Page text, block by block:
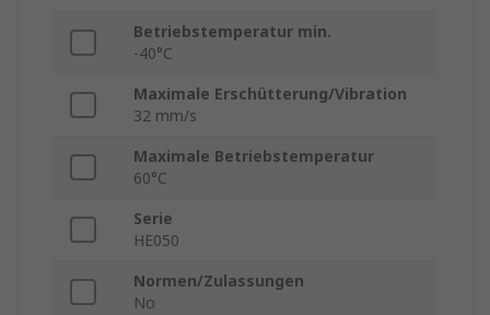
Betriebstemperatur min.
-40°C
Maximale Erschütterung/Vibration
32 mm/s
Maximale Betriebstemperatur
60°C
Serie
HE050
Normen/Zulassungen
No